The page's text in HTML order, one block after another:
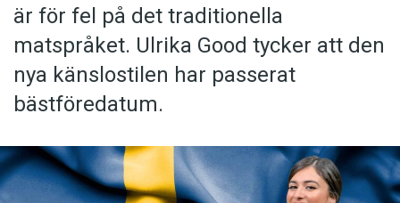
är för fel på det traditionella
matspråket. Ulrika Good tycker att den
nya känslostilen har passerat
bästföredatum.